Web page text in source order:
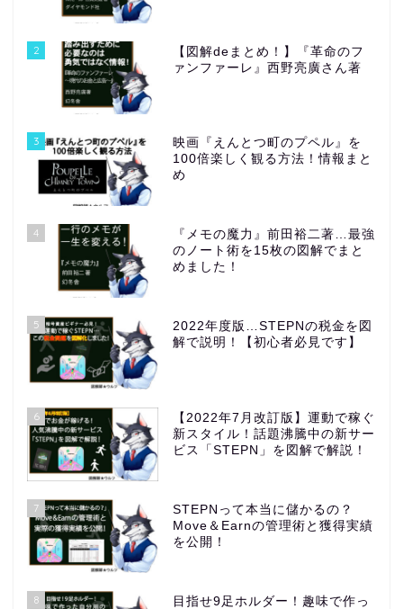
2
【図解deまとめ！】『革命のフ
ァンファーレ』西野亮廣さん著
3
映画『えんとつ町のプペル』を
100倍楽しく観る方法！情報まと
め
4
『メモの魔力』前田裕二著…最強
のノート術を15枚の図解でまと
めました！
5
2022年度版…STEPNの税金を図
解で説明！【初心者必見です】
6
【2022年7月改訂版】運動で稼ぐ
新スタイル！話題沸騰中の新サー
ビス「STEPN」を図解で解説！
7
STEPNって本当に儲かるの？
Move＆Earnの管理術と獲得実績
を公開！
8
目指せ9足ホルダー！趣味で作っ